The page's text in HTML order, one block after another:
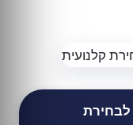
לבחירת